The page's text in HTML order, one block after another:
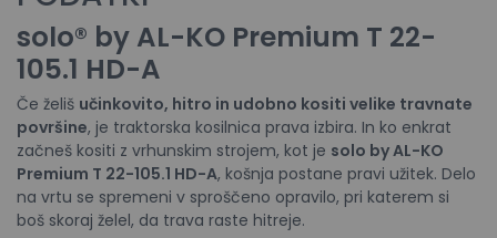
solo® by AL-KO Premium T 22-
105.1 HD-A
Če želiš učinkovito, hitro in udobno kositi velike travnate
površine, je traktorska kosilnica prava izbira. In ko enkrat
začneš kositi z vrhunskim strojem, kot je solo by AL-KO
Premium T 22-105.1 HD-A, košnja postane pravi užitek. Delo
na vrtu se spremeni v sproščeno opravilo, pri katerem si
boš skoraj želel, da trava raste hitreje.